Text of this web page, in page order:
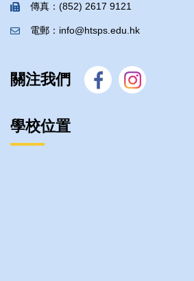
傳真：(852) 2617 9121
電郵：info@htsps.edu.hk
關注我們
學校位置